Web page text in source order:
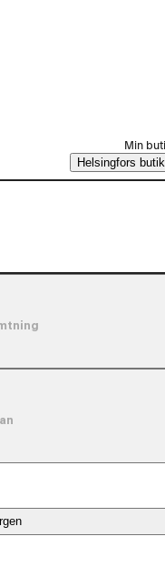
6 7
Min
Helsingfors butik